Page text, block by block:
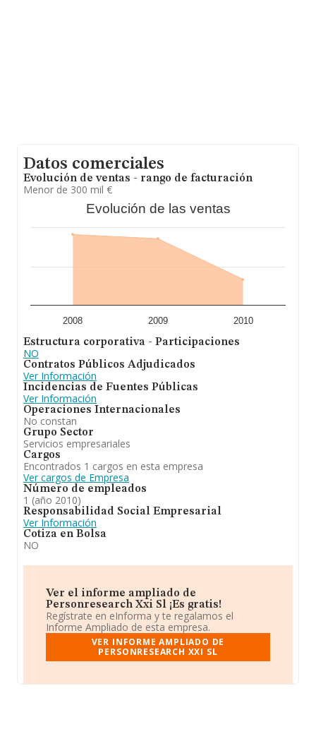
Datos comerciales
Evolución de ventas - rango de facturación
Menor de 300 mil €
Evolución de las ventas
2008 2009 2010
Estructura corporativa - Participaciones
NO
Contratos Públicos Adjudicados
Ver Información
Incidencias de Fuentes Públicas
Ver Información
Operaciones Internacionales
No constan
Grupo Sector
Servicios empresariales
Cargos
Encontrados 1 cargos en esta empresa
Ver cargos de Empresa
Número de empleados
1 (año 2010)
Responsabilidad Social Empresarial
Ver Información
Cotiza en Bolsa
NO
Ver el informe ampliado de
Personresearch Xxi Sl ¡Es gratis!
Regístrate en eInforma y te regalamos el
Informe Ampliado de esta empresa.
VER INFORME AMPLIADO DE
PERSONRESEARCH XXI SL